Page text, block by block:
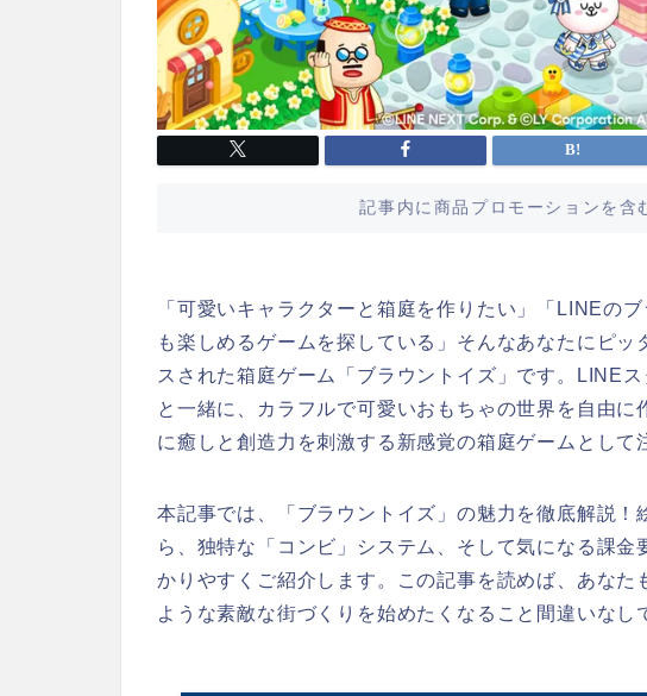
記事内に商品プロモーションを含
「可愛いキャラクターと箱庭を作りたい」「LINEの
も楽しめるゲームを探している」そんなあなたにピ
スされた箱庭ゲーム「ブラウントイズ」です。LINE
と一緒に、カラフルで可愛いおもちゃの世界を自由に
に癒しと創造力を刺激する新感覚の箱庭ゲームとして
本記事では、「ブラウントイズ」の魅力を徹底解説！
ら、独特な「コンビ」システム、そして気になる課
かりやすくご紹介します。この記事を読めば、あな
ような素敵な街づくりを始めたくなること間違いなし